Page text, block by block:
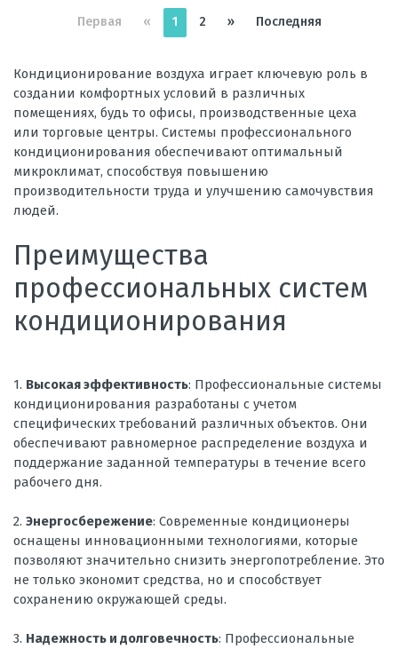
Первая « 1 2 » Последняя
Кондиционирование воздуха играет ключевую роль в
создании комфортных условий в различных
помещениях, будь то офисы, производственные цеха
или торговые центры. Системы профессионального
кондиционирования обеспечивают оптимальный
микроклимат, способствуя повышению
производительности труда и улучшению самочувствия
людей.
Преимущества
профессиональных систем
кондиционирования
1. Высокая эффективность: Профессиональные системы
кондиционирования разработаны с учетом
специфических требований различных объектов. Они
обеспечивают равномерное распределение воздуха и
поддержание заданной температуры в течение всего
рабочего дня.
2. Энергосбережение: Современные кондиционеры
оснащены инновационными технологиями, которые
позволяют значительно снизить энергопотребление. Это
не только экономит средства, но и способствует
сохранению окружающей среды.
3. Надежность и долговечность: Профессиональные